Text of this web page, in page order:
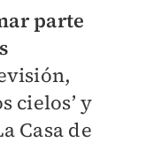
parte
cielos’ y
Casa de